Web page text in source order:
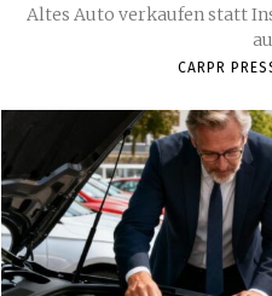
Altes Auto verkaufen statt
CARPR